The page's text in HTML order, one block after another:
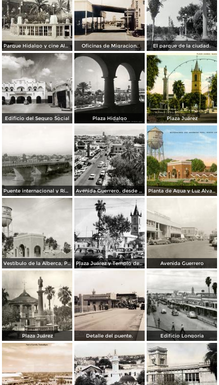
Parque Hidalgo y cine Alameda. Oficinas de Migracion. El parque de la ciudad.
Edificio del Seguro Social Plaza Hidalgo Plaza Juárez
Puente internacional y Río Bravo Avenida Guerrero, desde el Hotel Plaza Planta de Agua y Luz Álvaro Obregón
Vestíbulo de la Alberca, Planta de Agua y Luz Álvaro Obregón Plaza Juárez y Templo del Santo Niño Avenida Guerrero
Plaza Juárez Detalle del puente. Edificio Longoria